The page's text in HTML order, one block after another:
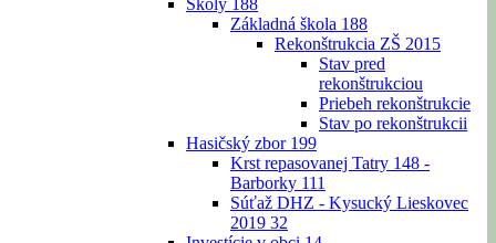
Školy 188
Základná škola 188
Rekonštrukcia ZŠ 2015
Stav pred
rekonštrukciou
Priebeh rekonštrukcie
Stav po rekonštrukcii
Hasičský zbor 199
Krst repasovanej Tatry 148 -
Barborky 111
Súťaž DHZ - Kysucký Lieskovec
2019 32